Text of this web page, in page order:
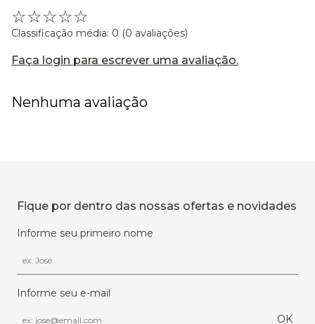
☆☆☆☆☆
Classificação média: 0 (0 avaliações)
Faça login para escrever uma avaliação.
Nenhuma avaliação
Fique por dentro das nossas ofertas e novidades
Informe seu primeiro nome
Informe seu e-mail
OK